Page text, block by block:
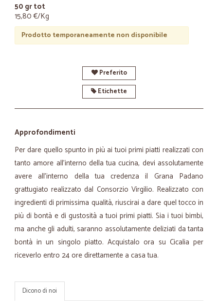
50 gr tot
15,80 €/Kg
Prodotto temporaneamente non disponibile
Preferito
Etichette
Approfondimenti
Per dare quello spunto in più ai tuoi primi piatti realizzati con
tanto amore all’interno della tua cucina, devi assolutamente
avere all'interno della tua credenza il Grana Padano
grattugiato realizzato dal Consorzio Virgilio. Realizzato con
ingredienti di primissima qualità, riuscirai a dare quel tocco in
più di bontà e di gustosità a tuoi primi piatti. Sia i tuoi bimbi,
ma anche gli adulti, saranno assolutamente deliziati da tanta
bontà in un singolo piatto. Acquistalo ora su Cicalia per
riceverlo entro 24 ore direttamente a casa tua.
Dicono di noi